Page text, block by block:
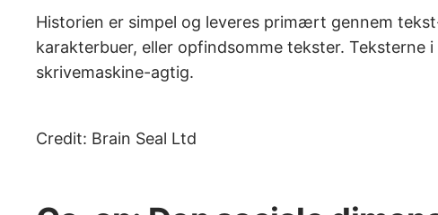
Historien er simpel og leveres primært gennem
karakterbuer, eller opfindsomme tekster.
skrivemaskine-agtig.
Credit: Brain Seal Ltd